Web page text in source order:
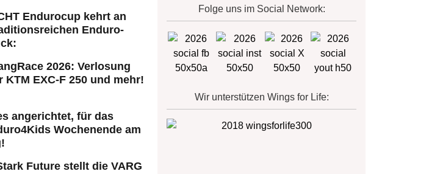
Endurocup kehrt an
Enduro-
2026: Verlosung
KTM EXC-F 250 und mehr!
angerichtet, für das
Wochenende am
Future stellt die VARG
Folge uns im Social Network:
Wir unterstützen Wings for Life: